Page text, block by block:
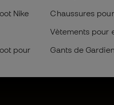
Nike
pour
Chaussures
Vètements pour
Gants de Gardien